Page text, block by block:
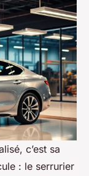
c’est sa
: le serrurier